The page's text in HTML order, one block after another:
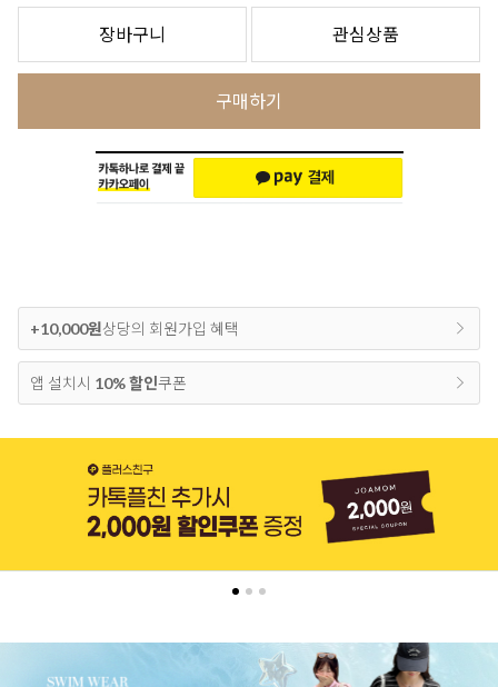
장바구니 관심상품
구매하기
+10,000원상당의 회원가입 혜택
앱 설치시 10% 할인쿠폰